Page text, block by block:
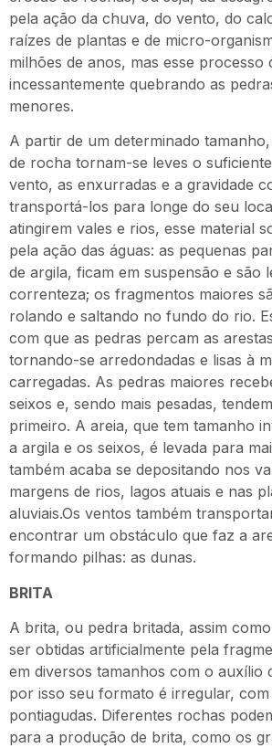
pela ação da chuva, do vento, do
raízes de plantas e de micro-
milhões de anos, mas esse processo
incessantemente quebrando as
menores.
A partir de um determinado
de rocha tornam-se leves o
vento, as enxurradas e a gravidade
transportá-los para longe do seu
atingirem vales e rios, esse material
pela ação das águas: as pequenas
de argila, ficam em suspensão e são
correnteza; os fragmentos maiores
rolando e saltando no fundo do rio.
com que as pedras percam as
tornando-se arredondadas e lisas à
carregadas. As pedras maiores
seixos e, sendo mais pesadas,
primeiro. A areia, que tem tamanho
a argila e os seixos, é levada para
também acaba se depositando nos
margens de rios, lagos atuais e nas
aluviais.Os ventos também
encontrar um obstáculo que faz a
formando pilhas: as dunas.
BRITA
A brita, ou pedra britada, assim
ser obtidas artificialmente pela
em diversos tamanhos com o auxílio
por isso seu formato é irregular, com
pontiagudas. Diferentes rochas
para a produção de brita, como os